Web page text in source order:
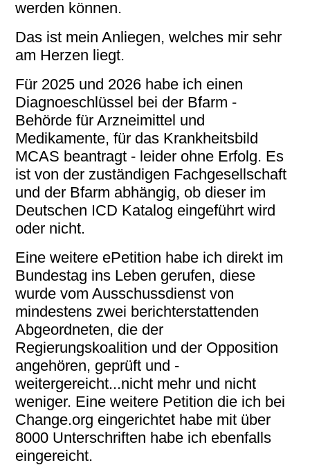
werden können.
Das ist mein Anliegen, welches mir sehr
am Herzen liegt.
Für 2025 und 2026 habe ich einen
Diagnoeschlüssel bei der Bfarm -
Behörde für Arzneimittel und
Medikamente, für das Krankheitsbild
MCAS beantragt - leider ohne Erfolg. Es
ist von der zuständigen Fachgesellschaft
und der Bfarm abhängig, ob dieser im
Deutschen ICD Katalog eingeführt wird
oder nicht.
Eine weitere ePetition habe ich direkt im
Bundestag ins Leben gerufen, diese
wurde vom Ausschussdienst von
mindestens zwei berichterstattenden
Abgeordneten, die der
Regierungskoalition und der Opposition
angehören, geprüft und -
weitergereicht...nicht mehr und nicht
weniger. Eine weitere Petition die ich bei
Change.org eingerichtet habe mit über
8000 Unterschriften habe ich ebenfalls
eingereicht.